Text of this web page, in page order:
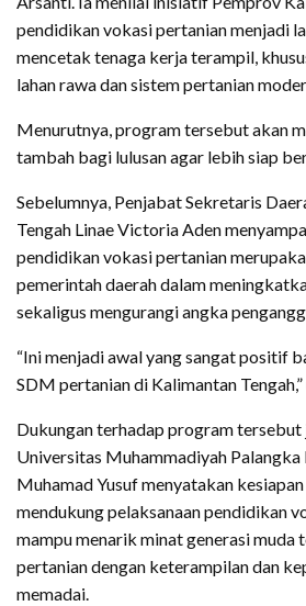
pendidikan vokasi pertanian menjadi
mencetak tenaga kerja terampil,
lahan rawa dan sistem pertanian
Menurutnya, program tersebut akan
tambah bagi lulusan agar lebih siap
Sebelumnya, Penjabat Sekretaris
Tengah Linae Victoria Aden
pendidikan vokasi pertanian
pemerintah daerah dalam
sekaligus mengurangi angka
“Ini menjadi awal yang sangat positif
SDM pertanian di Kalimantan
Dukungan terhadap program tersebut
Universitas Muhammadiyah
Muhamad Yusuf menyatakan
mendukung pelaksanaan pendidikan
mampu menarik minat generasi muda
pertanian dengan keterampilan dan
memadai.